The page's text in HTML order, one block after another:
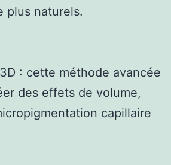
plus naturels.
: cette méthode avancée
des effets de volume,
capillaire